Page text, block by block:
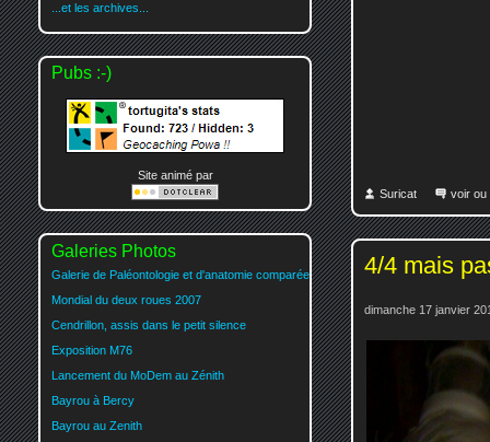
Suricat voir ou
4/4 mais
dimanche 17 janvier
...et les archives...
Pubs :-)
Site animé par
Galeries Photos
Galerie de Paléontologie et d'anatomie comparée
Mondial du deux roues 2007
Cendrillon, assis dans le petit silence
Exposition M76
Lancement du MoDem au Zénith
Bayrou à Bercy
Bayrou au Zenith